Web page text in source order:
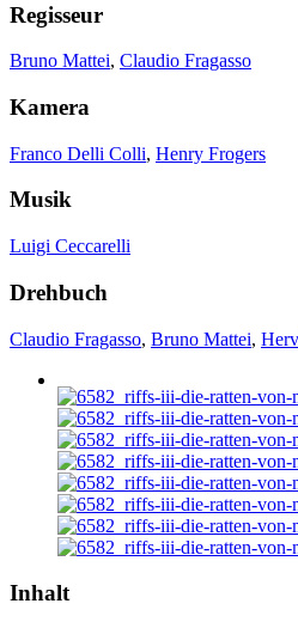
Regisseur
Bruno Mattei, Claudio Fragasso
Kamera
Franco Delli Colli, Henry Frogers
Musik
Luigi Ceccarelli
Drehbuch
Claudio Fragasso, Bruno Mattei,
Inhalt